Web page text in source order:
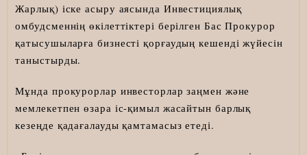
Жарлық) іске асыру аясында Инвестициялық
омбудсменнің өкілеттіктері берілген Бас Прокурор
қатысушыларға бизнесті қорғаудың кешенді жүйесін
таныстырды.
Мұнда прокурорлар инвесторлар заңмен және
мемлекетпен өзара іс-қимыл жасайтын барлық
кезеңде қадағалауды қамтамасыз етеді.